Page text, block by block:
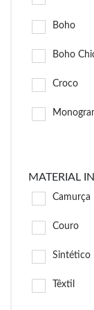
Boho
Boho
Croco
MATERIAL
Camurça
Couro
Sintético
Têxtil